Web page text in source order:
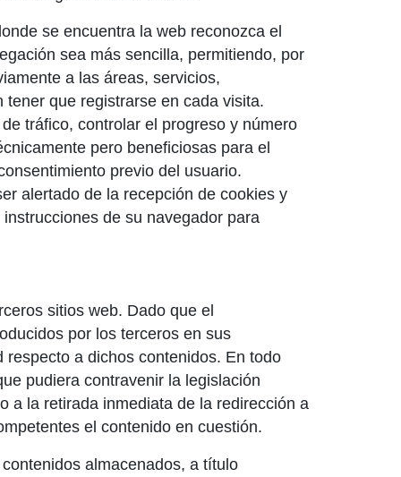
se encuentra la web reconozca el
sea más sencilla, permitiendo, por
a las áreas, servicios,
que registrarse en cada visita.
tráfico, controlar el progreso y número
pero beneficiosas para el
previo del usuario.
alertado de la recepción de cookies y
de su navegador para
sitios web. Dado que el
por los terceros en sus
a dichos contenidos. En todo
pudiera contravenir la legislación
a la retirada inmediata de la redirección a
el contenido en cuestión.
almacenados, a título